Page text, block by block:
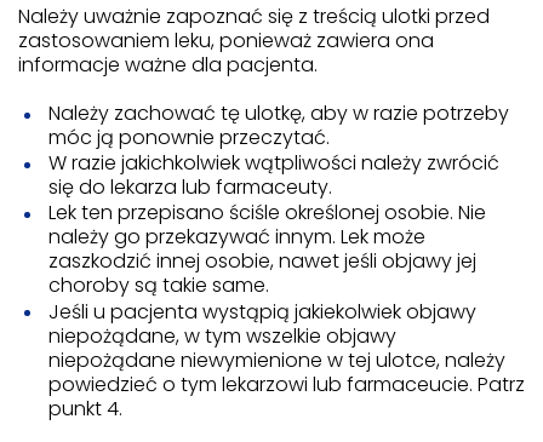
Należy uważnie zapoznać się z treścią ulotki przed
zastosowaniem leku, ponieważ zawiera ona
informacje ważne dla pacjenta.
Należy zachować tę ulotkę, aby w razie potrzeby
móc ją ponownie przeczytać.
W razie jakichkolwiek wątpliwości należy zwrócić
się do lekarza lub farmaceuty.
Lek ten przepisano ściśle określonej osobie. Nie
należy go przekazywać innym. Lek może
zaszkodzić innej osobie, nawet jeśli objawy jej
choroby są takie same.
Jeśli u pacjenta wystąpią jakiekolwiek objawy
niepożądane, w tym wszelkie objawy
niepożądane niewymienione w tej ulotce, należy
powiedzieć o tym lekarzowi lub farmaceucie. Patrz
punkt 4.